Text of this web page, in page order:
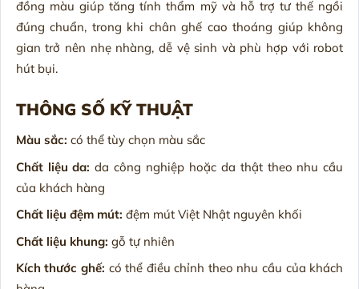
đồng màu giúp tăng tính thẩm mỹ và hỗ trợ tư thế ngồi
đúng chuẩn, trong khi chân ghế cao thoáng giúp không
gian trở nên nhẹ nhàng, dễ vệ sinh và phù hợp với robot
hút bụi.
THÔNG SỐ KỸ THUẬT
Màu sắc: có thể tùy chọn màu sắc
Chất liệu da: da công nghiệp hoặc da thật theo nhu cầu
của khách hàng
Chất liệu đệm mút: đệm mút Việt Nhật nguyên khối
Chất liệu khung: gỗ tự nhiên
Kích thước ghế: có thể điều chỉnh theo nhu cầu của khách